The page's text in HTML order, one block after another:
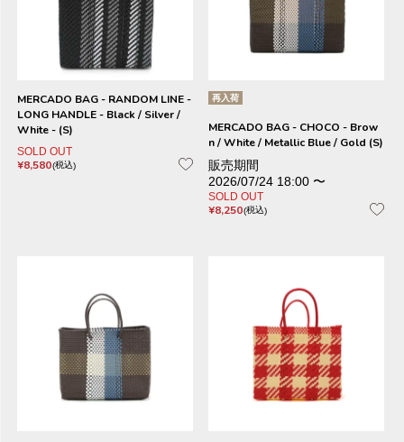
MERCADO BAG - RANDOM LINE -
LONG HANDLE - Black / Silver /
White - (S)
SOLD OUT
¥8,580 税込
再入荷
MERCADO BAG - CHOCO - Brow
n / White / Metallic Blue / Gold (S)
販売期間
2026/07/24 18:00 〜
SOLD OUT
¥8,250 税込